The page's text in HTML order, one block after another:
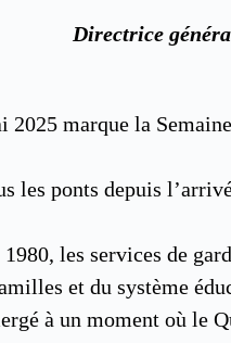
Directrice
2025 marque la
les ponts depuis
1980, les services de
et du système
à un moment où le